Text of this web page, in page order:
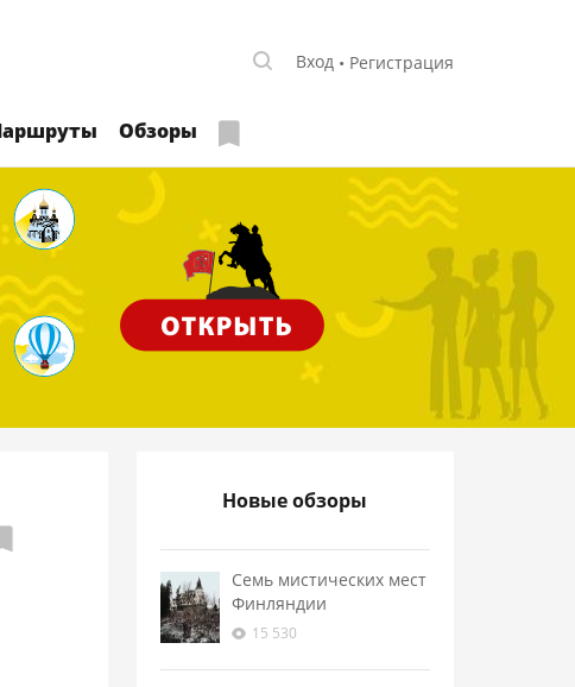
Вход Регистрация
Обзоры
Новые обзоры
Семь мистических мест
Финляндии
15 530